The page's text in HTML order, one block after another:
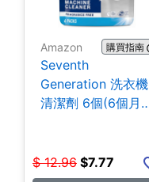
Amazon 購買指南
Seventh
Generation 洗衣機
清潔劑 6個(6個月
$ 12.96 $7.77